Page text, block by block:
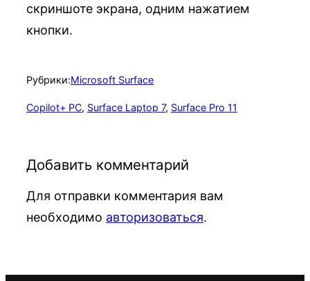
скриншоте экрана, одним нажатием
кнопки.
Рубрики:Microsoft Surface
Copilot+ PC, Surface Laptop 7, Surface Pro 11
Добавить комментарий
Для отправки комментария вам
необходимо авторизоваться.